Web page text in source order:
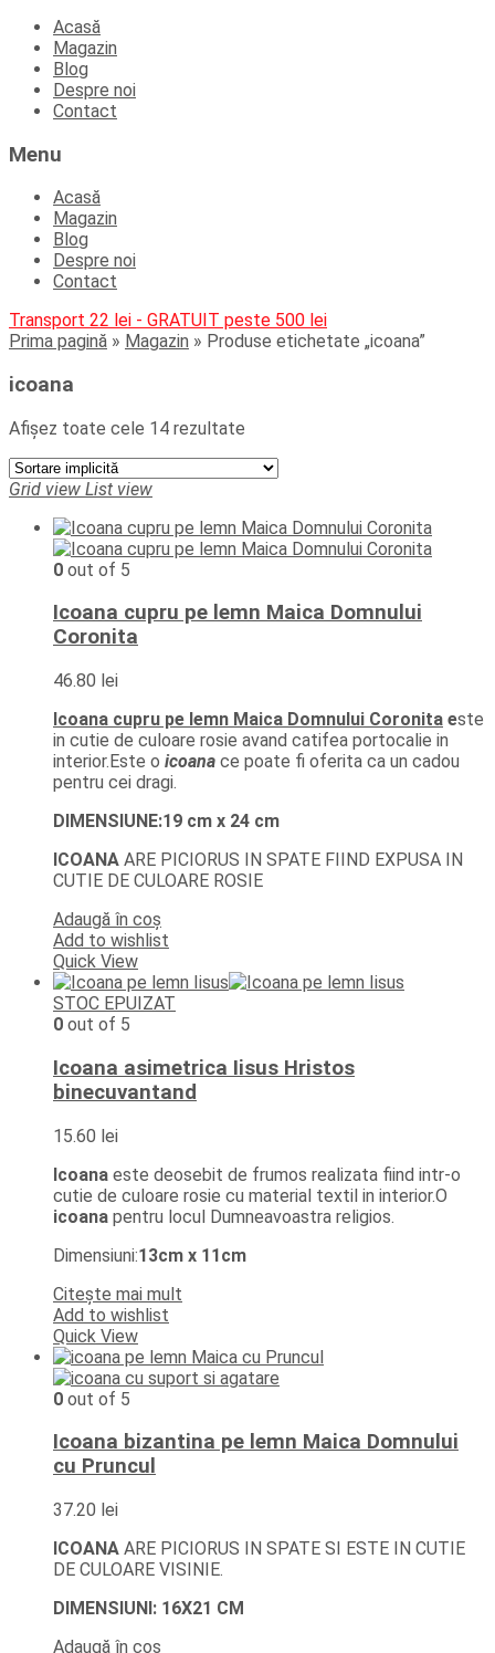
Skip
content
Acasă
Magazin
Blog
Despre noi
Contact
Menu
Acasă
Magazin
Blog
Despre noi
Contact
Transport 22 lei - GRATUIT peste 500 lei
Prima pagină » Magazin » Produse etichetate „icoana”
icoana
Afișez toate cele 14 rezultate
Grid view List view
0 out of 5
Icoana cupru pe lemn Maica Domnului
Coronita
46.80 lei
Icoana cupru pe lemn Maica Domnului Coronita este
in cutie de culoare rosie avand catifea portocalie in
interior.Este o icoana ce poate fi oferita ca un cadou
pentru cei dragi.
DIMENSIUNE:19 cm x 24 cm
ICOANA ARE PICIORUS IN SPATE FIIND EXPUSA IN
CUTIE DE CULOARE ROSIE
Adaugă în coș
Add to wishlist
Quick View
STOC EPUIZAT
0 out of 5
Icoana asimetrica Iisus Hristos
binecuvantand
15.60 lei
Icoana este deosebit de frumos realizata fiind intr-o
cutie de culoare rosie cu material textil in interior.O
icoana pentru locul Dumneavoastra religios.
Dimensiuni:13cm x 11cm
Citește mai mult
Add to wishlist
Quick View
0 out of 5
Icoana bizantina pe lemn Maica Domnului
cu Pruncul
37.20 lei
ICOANA ARE PICIORUS IN SPATE SI ESTE IN CUTIE
DE CULOARE VISINIE.
DIMENSIUNI: 16X21 CM
Adaugă în coș